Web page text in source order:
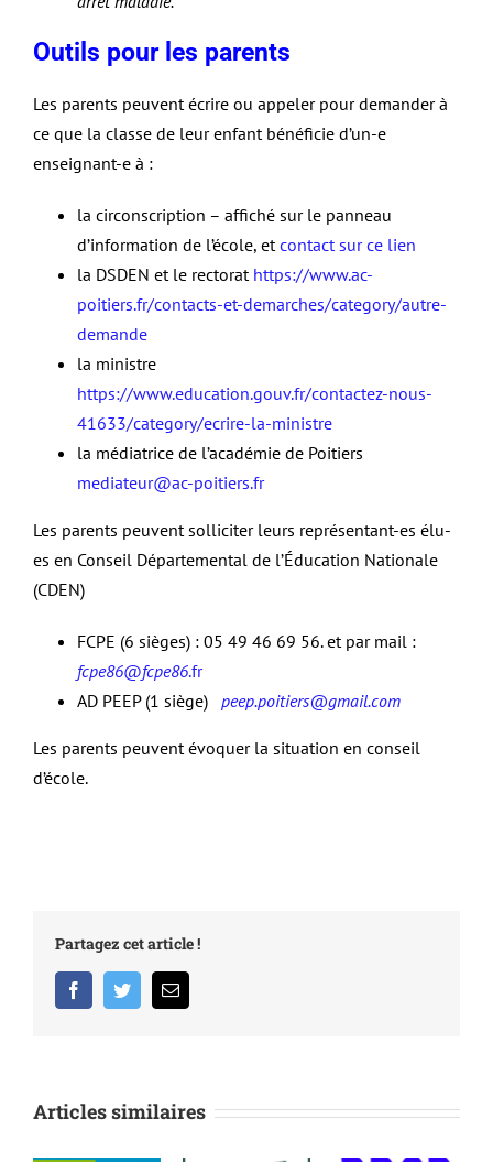
Outils pour les parents
Les parents peuvent écrire ou appeler pour demander à
ce que la classe de leur enfant bénéficie d’un-e
enseignant-e à :
la circonscription – affiché sur le panneau
d’information de l’école, etcontact sur ce lien
la DSDEN et le rectorathttps://www.ac-
poitiers.fr/contacts-et-demarches/category/autre-
demande
la ministre
https://www.education.gouv.fr/contactez-nous-
41633/category/ecrire-la-ministre
la médiatrice de l’académie de Poitiers
mediateur@ac-poitiers.fr
Les parents peuvent solliciter leurs représentant-es élu-
es en Conseil Départemental de l’Éducation Nationale
(CDEN)
FCPE (6 sièges) : 05 49 46 69 56. et par mail :
fcpe86@fcpe86.fr
AD PEEP (1 siège) peep.poitiers@gmail.com
Les parents peuvent évoquer la situation en conseil
d’école.
Partagez cet article !
FacebookTwitterEmail
Articles similaires